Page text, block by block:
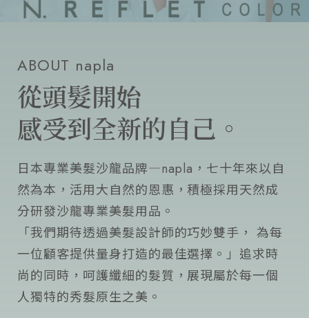
ABOUT napla
從頭髮開始
感受到全新的自己。
日本專業美髮沙龍品牌―napla，七十年來以自
然為本，活用大自然的恩惠，積極採用天然成
分研發沙龍專業美髮用品。
「我們期待透過美髮設計師的巧妙雙手， 為每
一位顧客提供量身打造的最佳選擇。」追求時
尚的同時，呵護纖細的髮質，展現屬於每一個
人獨特的秀髮原生之美。